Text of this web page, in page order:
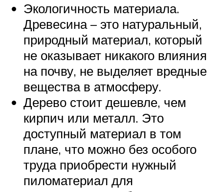
Экологичность материала.
Древесина – это натуральный,
природный материал, который
не оказывает никакого влияния
на почву, не выделяет вредные
вещества в атмосферу.
Дерево стоит дешевле, чем
кирпич или металл. Это
доступный материал в том
плане, что можно без особого
труда приобрести нужный
пиломатериал для